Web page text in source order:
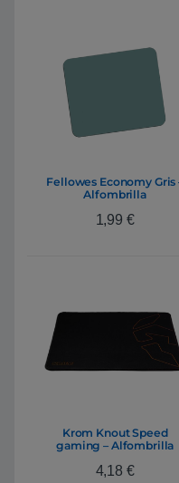
Fellowes Economy Gris
Alfombrilla
1,99 €
Krom Knout Speed
gaming – Alfombrilla
4,18 €